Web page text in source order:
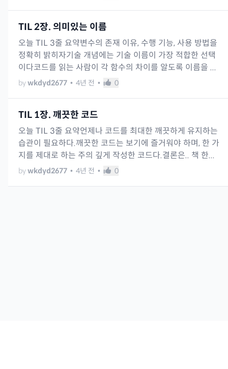
TIL 2장. 의미있는 이름
오늘 TIL 3줄 요약변수의 존재 이유, 수행 기능, 사용 방법을
정확히 밝히자기술 개념에는 기술 이름이 가장 적합한 선택
이다코드를 읽는 사람이 각 함수의 차이를 알도록 이름을 ...
bywkdyd2677 • 4년 전 • 0
TIL 1장. 깨끗한 코드
오늘 TIL 3줄 요약언제나 코드를 최대한 깨끗하게 유지하는
습관이 필요하다.깨끗한 코드는 보기에 즐거워야 하며, 한 가
지를 제대로 하는 주의 깊게 작성한 코드다.결론은.. 책 한...
bywkdyd2677 • 4년 전 • 0